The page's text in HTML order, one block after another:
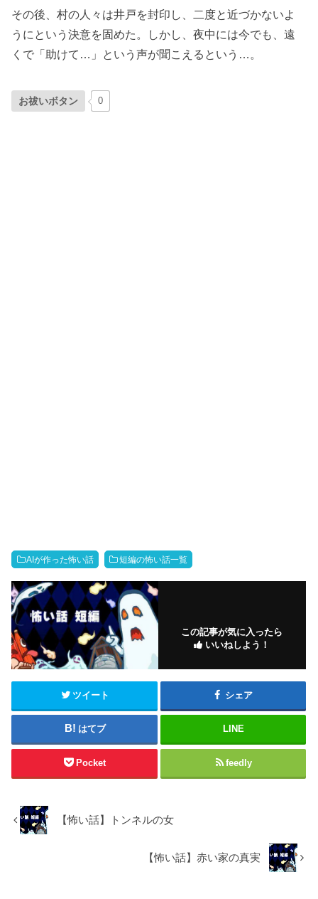
その後、村の人々は井戸を封印し、二度と近づかないよ
うにという決意を固めた。しかし、夜中には今でも、遠
くで「助けて…」という声が聞こえるという…。
お祓いボタン 0
AIが作った怖い話 短編の怖い話一覧
この記事が気に入ったら
いいねしよう！
ツイート シェア
はてブ LINE
Pocket feedly
【怖い話】トンネルの女
​【怖い話】赤い家の真実